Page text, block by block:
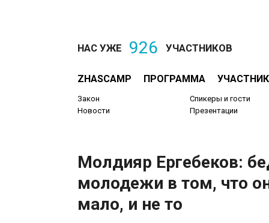
НАС УЖЕ 926 УЧАСТНИКОВ
ZHASCAMP ПРОГРАММА
Закон
Новости
Спикеры и гости
Презентации
​Молдияр Ергебеков:
молодежи в том, что
мало, и не то